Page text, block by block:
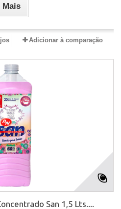
Mais
Adicionar à comparação
San 1,5 Lts....